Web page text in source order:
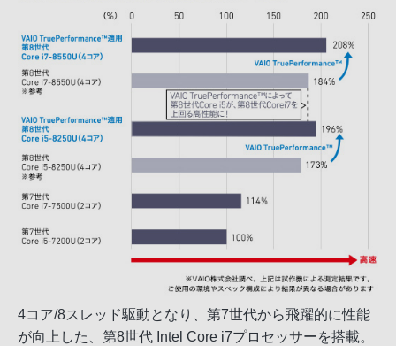
4コア/8スレッド駆動となり、第7世代から飛躍的に性能
が向上した、第8世代 Intel Core i7プロセッサーを搭載。